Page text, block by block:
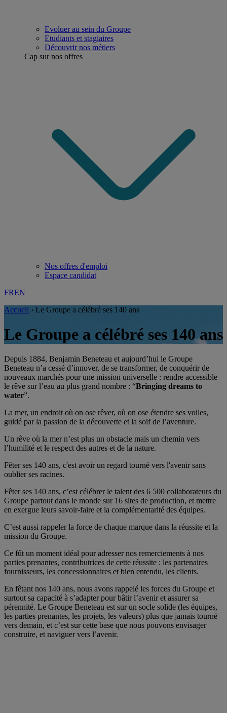
Evoluer au sein du Groupe
Etudiants et stagiaires
Découvrir nos métiers
Cap sur nos offres
Nos offres d'emploi
Espace candidat
FREN
Accueil › Le Groupe a célébré ses 140 ans
Le Groupe a célébré ses 140 ans
Depuis 1884, Benjamin Beneteau et aujourd’hui le Groupe
Beneteau n’a cessé d’innover, de se transformer, de conquérir de
nouveaux marchés pour une mission universelle : rendre accessible
le rêve sur l’eau au plus grand nombre : “Bringing dreams to
water”.
La mer, un endroit où on ose rêver, où on ose étendre ses voiles,
guidé par la passion de la découverte et la soif de l’aventure.
Un rêve où la mer n’est plus un obstacle mais un chemin vers
l’humilité et le respect des autres et de la nature.
Fêter ses 140 ans, c'est avoir un regard tourné vers l'avenir sans
oublier ses racines.
Fêter ses 140 ans, c’est célébrer le talent des 6 500 collaborateurs du
Groupe partout dans le monde sur 16 sites de production, et mettre
en exergue leurs savoir-faire et la complémentarité des équipes.
C’est aussi rappeler la force de chaque marque dans la réussite et la
mission du Groupe.
Ce fût un moment idéal pour adresser nos remerciements à nos
parties prenantes, contributrices de cette réussite : les partenaires
fournisseurs, les concessionnaires et bien entendu, les clients.
En fêtant nos 140 ans, nous avons rappelé les forces du Groupe et
surtout sa capacité à s’adapter pour bâtir l’avenir et assurer sa
pérennité. Le Groupe Beneteau est sur un socle solide (les équipes,
les parties prenantes, les projets, les valeurs) plus que jamais tourné
vers demain, et c’est sur cette base que nous pouvons envisager
construire, et naviguer vers l’avenir.